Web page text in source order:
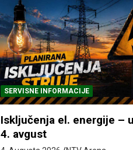
SVE VIJESTI VRIJEME
Pretežno sunčano i vruće
4. Augusta 2026.